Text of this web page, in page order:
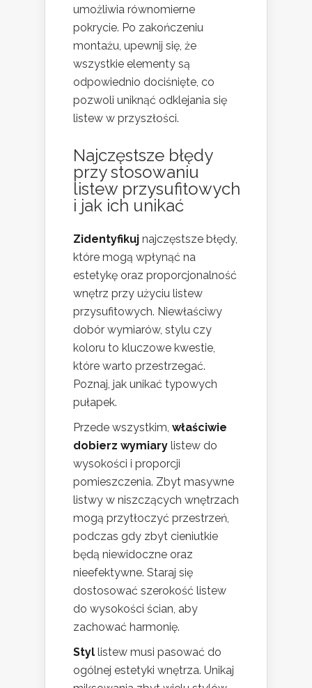
umożliwia równomierne
pokrycie. Po zakończeniu
montażu, upewnij się, że
wszystkie elementy są
odpowiednio dociśnięte, co
pozwoli uniknąć odklejania się
listew w przyszłości.
Najczęstsze błędy
przy stosowaniu
listew przysufitowych
i jak ich unikać
Zidentyfikuj najczęstsze błędy,
które mogą wpłynąć na
estetykę oraz proporcjonalność
wnętrz przy użyciu listew
przysufitowych. Niewłaściwy
dobór wymiarów, stylu czy
koloru to kluczowe kwestie,
które warto przestrzegać.
Poznaj, jak unikać typowych
pułapek.
Przede wszystkim, właściwie
dobierz wymiary listew do
wysokości i proporcji
pomieszczenia. Zbyt masywne
listwy w niszczących wnętrzach
mogą przytłoczyć przestrzeń,
podczas gdy zbyt cieniutkie
będą niewidoczne oraz
nieefektywne. Staraj się
dostosować szerokość listew
do wysokości ścian, aby
zachować harmonię.
Styl listew musi pasować do
ogólnej estetyki wnętrza. Unikaj